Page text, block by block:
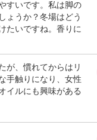
すいです。私は脚の
ょうか？冬場はどう
たいですね。香りに
が、慣れてからはリ
手触りになり、女性
イルにも興味がある